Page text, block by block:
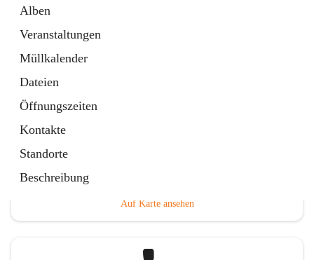
Alben
Veranstaltungen
Müllkalender
Dateien
Öffnungszeiten
Kontakte
Standorte
Beschreibung
Auf Karte ansehen